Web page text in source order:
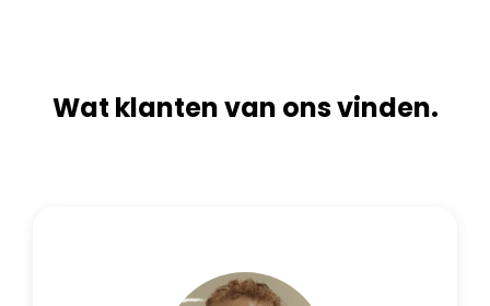
Wat klanten van ons vinden.